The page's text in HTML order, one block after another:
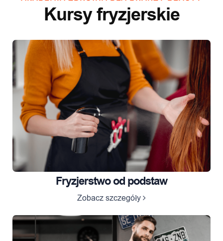
Kursy fryzjerskie
Fryzjerstwo od podstaw
Zobacz szczegóły